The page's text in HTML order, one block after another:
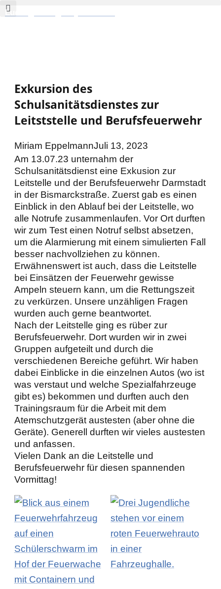
Zum
Ludwig-Georgs-Gymnasium
Exkursion des
Schulsanitätsdienstes zur
Leitststelle und Berufsfeuerwehr
Miriam EppelmannJuli 13, 2023
Am 13.07.23 unternahm der
Schulsanitätsdienst eine Exkusion zur
Leitstelle und der Berufsfeuerwehr Darmstadt
in der Bismarckstraße. Zuerst gab es einen
Einblick in den Ablauf bei der Leitstelle, wo
alle Notrufe zusammenlaufen. Vor Ort durften
wir zum Test einen Notruf selbst absetzen,
um die Alarmierung mit einem simulierten Fall
besser nachvollziehen zu können.
Erwähnenswert ist auch, dass die Leitstelle
bei Einsätzen der Feuerwehr gewisse
Ampeln steuern kann, um die Rettungszeit
zu verkürzen. Unsere unzähligen Fragen
wurden auch gerne beantwortet.
Nach der Leitstelle ging es rüber zur
Berufsfeuerwehr. Dort wurden wir in zwei
Gruppen aufgeteilt und durch die
verschiedenen Bereiche geführt. Wir haben
dabei Einblicke in die einzelnen Autos (wo ist
was verstaut und welche Spezialfahrzeuge
gibt es) bekommen und durften auch den
Trainingsraum für die Arbeit mit dem
Atemschutzgerät austesten (aber ohne die
Geräte). Generell durften wir vieles austesten
und anfassen.
Vielen Dank an die Leitstelle und
Berufsfeuerwehr für diesen spannenden
Vormittag!